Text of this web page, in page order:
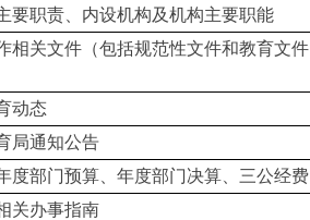
要职责、内设机构及机构主要职能
相关文件（包括规范性文件和教育文件
动态
局通知公告
度部门预算、年度部门决算、三公经费
关办事指南